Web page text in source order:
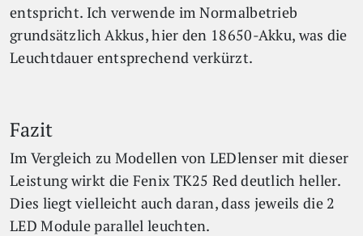
entspricht. Ich verwende im Normalbetrieb
grundsätzlich Akkus, hier den 18650-Akku, was die
Leuchtdauer entsprechend verkürzt.
Fazit
Im Vergleich zu Modellen von LEDlenser mit dieser
Leistung wirkt die Fenix TK25 Red deutlich heller.
Dies liegt vielleicht auch daran, dass jeweils die 2
LED Module parallel leuchten.